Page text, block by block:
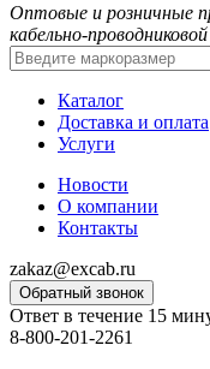
Оптовые и розничные
кабельно-
Каталог
Доставка и оплата
Услуги
Новости
О компании
Контакты
zakaz@excab.ru
Обратный звонок
Ответ в течение 15
8-800-201-2261